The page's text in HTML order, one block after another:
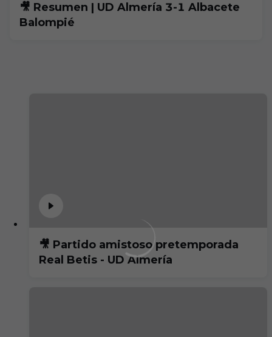
🎥 Resumen | UD Almería 3-1 Albacete
Balompié
🎥 Partido amistoso pretemporada
Real Betis - UD Almería